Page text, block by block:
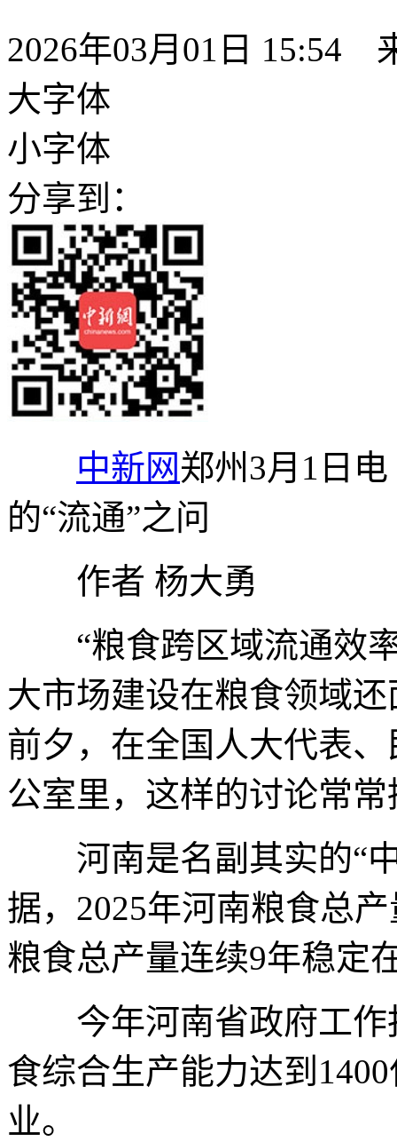
2026年03月01日 15:54
大字体
小字体
分享到：
中新网郑州3月1日
的“流通”之问
作者 杨大勇
“粮食跨区域流通效率
大市场建设在粮食领域
前夕，在全国人大代表
公室里，这样的讨论常
河南是名副其实的“中
据，2025年河南粮食总
粮食总产量连续9年稳定
今年河南省政府工作
食综合生产能力达到
业。